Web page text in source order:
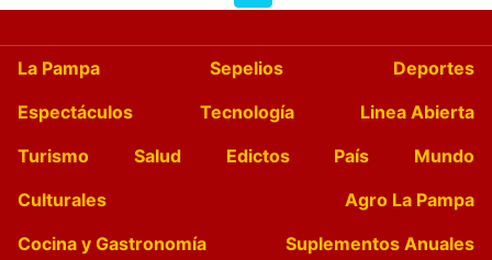
La Pampa Sepelios
Deportes
Espectáculos
Tecnología
Linea Abierta
Turismo
Salud Edictos País
Mundo
Culturales
Agro La Pampa
Cocina y Gastronomía
Suplementos Anuales